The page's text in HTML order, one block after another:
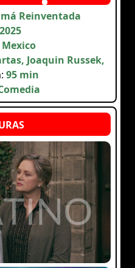
Reinventada
2025
Mexico
Joaquin Russek,
95 min